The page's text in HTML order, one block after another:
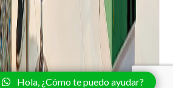
Hola, ¿Cómo te puedo ayudar?